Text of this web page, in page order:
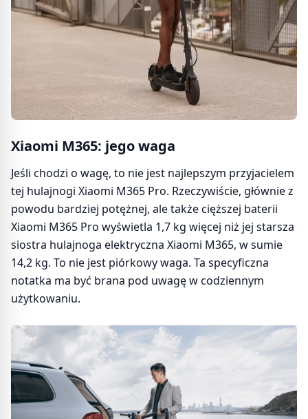
Xiaomi M365: jego waga
Jeśli chodzi o wagę, to nie jest najlepszym przyjacielem
tej hulajnogi Xiaomi M365 Pro. Rzeczywiście, głównie z
powodu bardziej potężnej, ale także cięższej baterii
Xiaomi M365 Pro wyświetla 1,7 kg więcej niż jej starsza
siostra hulajnoga elektryczna Xiaomi M365, w sumie
14,2 kg. To nie jest piórkowy waga. Ta specyficzna
notatka ma być brana pod uwagę w codziennym
użytkowaniu.